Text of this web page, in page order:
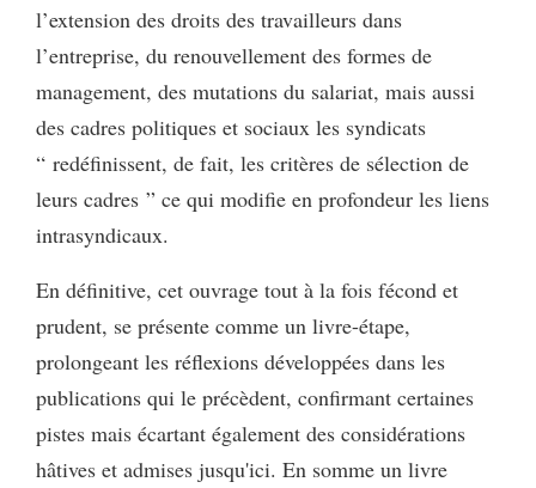
l’extension des droits des travailleurs dans
l’entreprise, du renouvellement des formes de
management, des mutations du salariat, mais aussi
des cadres politiques et sociaux les syndicats
“ redéfinissent, de fait, les critères de sélection de
leurs cadres ” ce qui modifie en profondeur les liens
intrasyndicaux.
En définitive, cet ouvrage tout à la fois fécond et
prudent, se présente comme un livre-étape,
prolongeant les réflexions développées dans les
publications qui le précèdent, confirmant certaines
pistes mais écartant également des considérations
hâtives et admises jusqu'ici. En somme un livre